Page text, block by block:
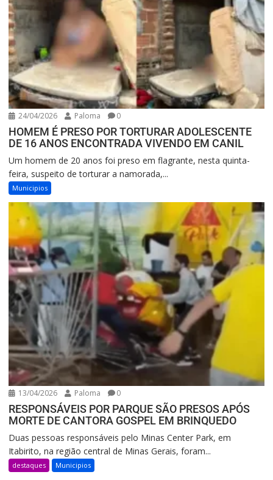
24/04/2026 Paloma 0
HOMEM É PRESO POR TORTURAR ADOLESCENTE
DE 16 ANOS ENCONTRADA VIVENDO EM CANIL
Um homem de 20 anos foi preso em flagrante, nesta quinta-
feira, suspeito de torturar a namorada,...
Municipios
13/04/2026 Paloma 0
RESPONSÁVEIS POR PARQUE SÃO PRESOS APÓS
MORTE DE CANTORA GOSPEL EM BRINQUEDO
Duas pessoas responsáveis pelo Minas Center Park, em
Itabirito, na região central de Minas Gerais, foram...
destaques Municipios